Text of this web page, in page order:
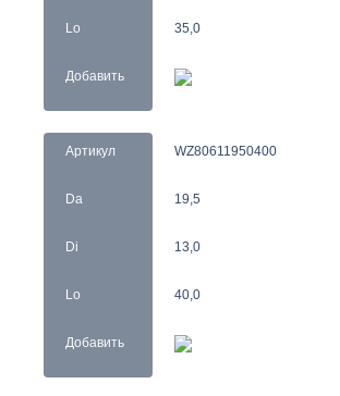
Lo
Добавить
35,0
Артикул
Da
Di
Lo
Добавить
WZ80611950400
19,5
13,0
40,0